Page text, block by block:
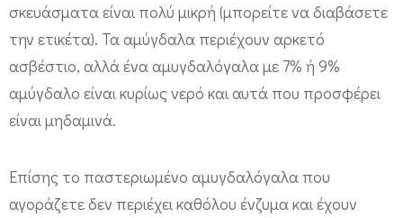
σκευάσματα είναι πολύ μικρή (μπορείτε να διαβάσετε
την ετικέτα). Τα αμύγδαλα περιέχουν αρκετό
ασβέστιο, αλλά ένα αμυγδαλόγαλα με 7% ή 9%
αμύγδαλο είναι κυρίως νερό και αυτά που προσφέρει
είναι μηδαμινά.
Επίσης το παστεριωμένο αμυγδαλόγαλα που
αγοράζετε δεν περιέχει καθόλου ένζυμα και έχουν